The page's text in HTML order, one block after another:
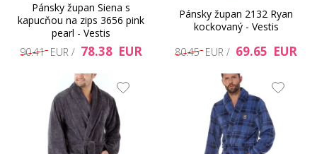
Pánsky župan Siena s
kapucňou na zips 3656 pink
pearl - Vestis
90.41 EUR / 78.38 EUR
Pánsky župan 2132 Ryan
kockovaný - Vestis
80.45 EUR / 69.65 EUR